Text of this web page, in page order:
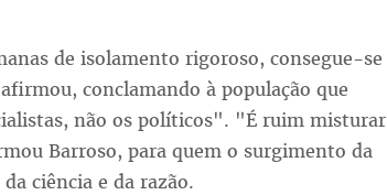
de isolamento rigoroso, consegue-se
conclamando à população que
não os políticos". "É ruim misturar
Barroso, para quem o surgimento da
ciência e da razão.